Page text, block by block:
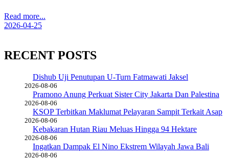
Read more...
2026-04-25
RECENT POSTS
Dishub Uji Penutupan U-Turn Fatmawati Jaksel
2026-08-06
Pramono Anung Perkuat Sister City Jakarta Dan Palestina
2026-08-06
KSOP Terbitkan Maklumat Pelayaran Sampit Terkait Asap
2026-08-06
Kebakaran Hutan Riau Meluas Hingga 94 Hektare
2026-08-06
Ingatkan Dampak El Nino Ekstrem Wilayah Jawa Bali
2026-08-06